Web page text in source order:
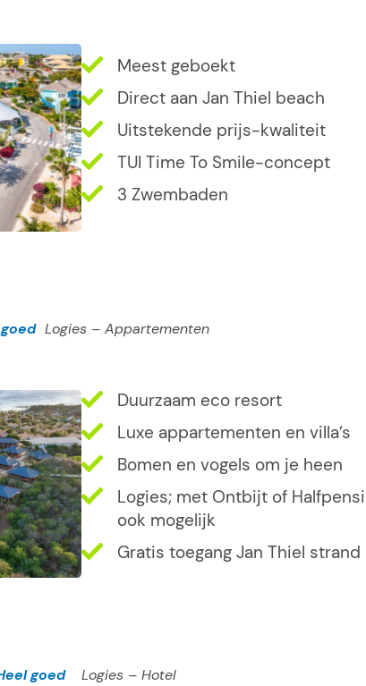
Meest geboekt
Direct aan Jan Thiel beach
Uitstekende prijs-kwaliteit
TUI Time To Smile-concept
3 Zwembaden
Logies – Appartementen
Duurzaam eco resort
Luxe appartementen en villa’s
Bomen en vogels om je heen
Logies; met Ontbijt of
ook mogelijk
Gratis toegang Jan Thiel strand
goed Logies – Hotel